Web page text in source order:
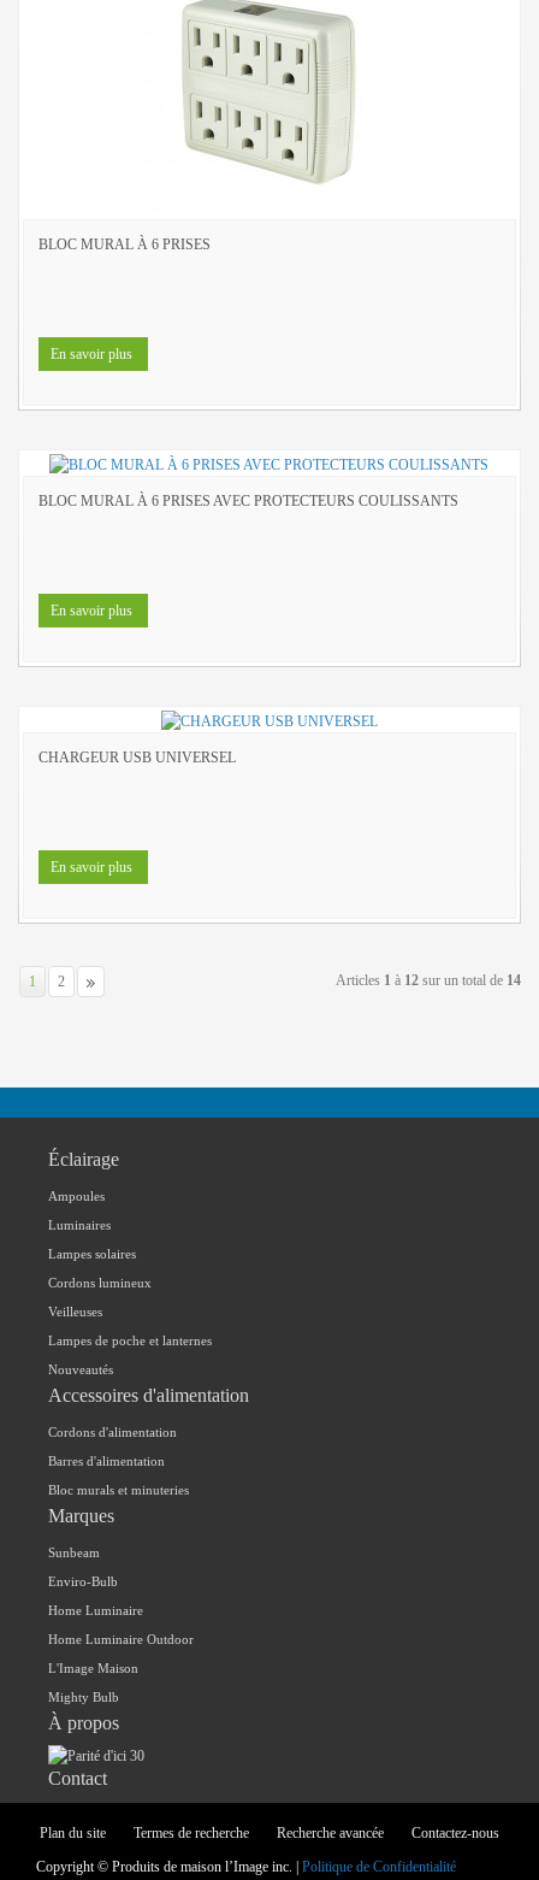
BLOC MURAL À 6 PRISES
En savoir plus
BLOC MURAL À 6 PRISES AVEC PROTECTEURS COULISSANTS
En savoir plus
CHARGEUR USB UNIVERSEL
En savoir plus
Articles 1 à 12 sur un total de 14
1 2
Éclairage
Ampoules
Luminaires
Lampes solaires
Cordons lumineux
Veilleuses
Lampes de poche et lanternes
Nouveautés
Accessoires d'alimentation
Cordons d'alimentation
Barres d'alimentation
Bloc murals et minuteries
Marques
Sunbeam
Enviro-Bulb
Home Luminaire
Home Luminaire Outdoor
L'Image Maison
Mighty Bulb
À propos
Contact
Plan du site Termes de recherche Recherche avancée
Contactez-nous
Copyright © Produits de maison l’Image inc. | Politique de Confidentialité